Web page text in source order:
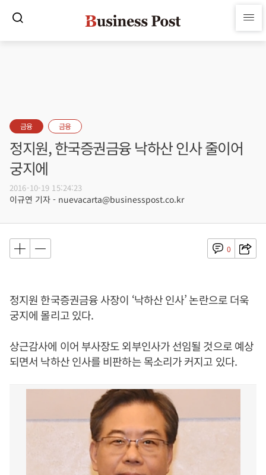
금융 금융
정지원, 한국증권금융 낙하산 인사 줄이어
궁지에
2016-10-19 15:24:23
이규연 기자 - nuevacarta@businesspost.co.kr
0
정지원 한국증권금융 사장이 ‘낙하산 인사’ 논란으로 더욱
궁지에 몰리고 있다.
상근감사에 이어 부사장도 외부인사가 선임될 것으로 예상
되면서 낙하산 인사를 비판하는 목소리가 커지고 있다.